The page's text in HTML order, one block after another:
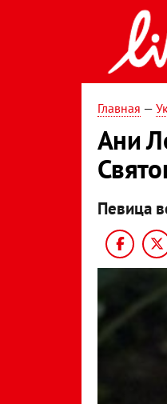
Главная —
Ани
Певица